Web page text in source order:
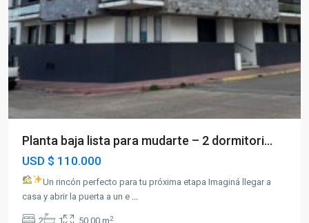
Planta baja lista para mudarte – 2 dormitori...
USD $ 110.000
Un rincón perfecto para tu próxima etapa Imaginá llegar a
casa y abrir la puerta a un e ...
2 1 50.00 m2